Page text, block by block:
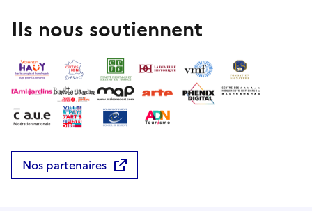
Ils nous soutiennent
Nos partenaires